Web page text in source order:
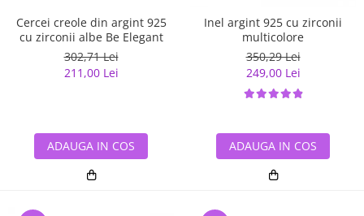
Cercei creole din argint 925
cu zirconii albe Be Elegant
302,71 Lei
211,00 Lei
ADAUGA IN COS
Inel argint 925 cu zirconii
multicolore
350,29 Lei
249,00 Lei
ADAUGA IN COS